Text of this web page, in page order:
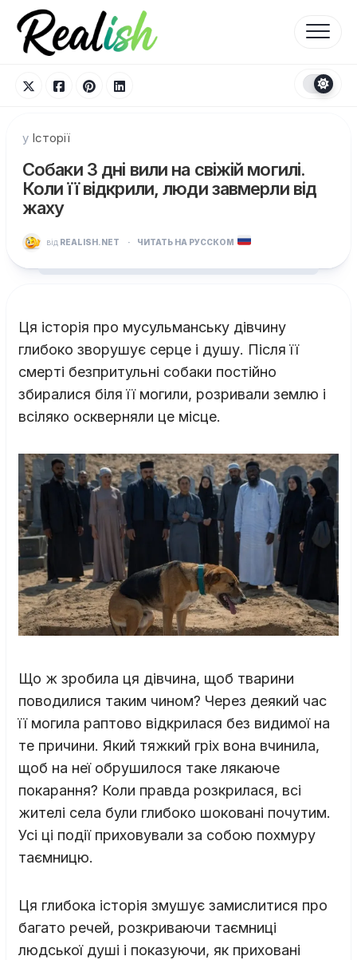
Перейти
вмісту
у Історії
Собаки 3 дні вили на свіжій могилі.
Коли її відкрили, люди завмерли від
жаху
від REALISH.NET · ЧИТАТЬ НА РУССКОМ
Ця історія про мусульманську дівчину
глибоко зворушує серце і душу. Після її
смерті безпритульні собаки постійно
збиралися біля її могили, розривали землю і
всіляко оскверняли це місце.
Що ж зробила ця дівчина, щоб тварини
поводилися таким чином? Через деякий час
її могила раптово відкрилася без видимої на
те причини. Який тяжкий гріх вона вчинила,
щоб на неї обрушилося таке лякаюче
покарання? Коли правда розкрилася, всі
жителі села були глибоко шоковані почутим.
Усі ці події приховували за собою похмуру
таємницю.
Ця глибока історія змушує замислитися про
багато речей, розкриваючи таємниці
людської душі і показуючи, як приховані